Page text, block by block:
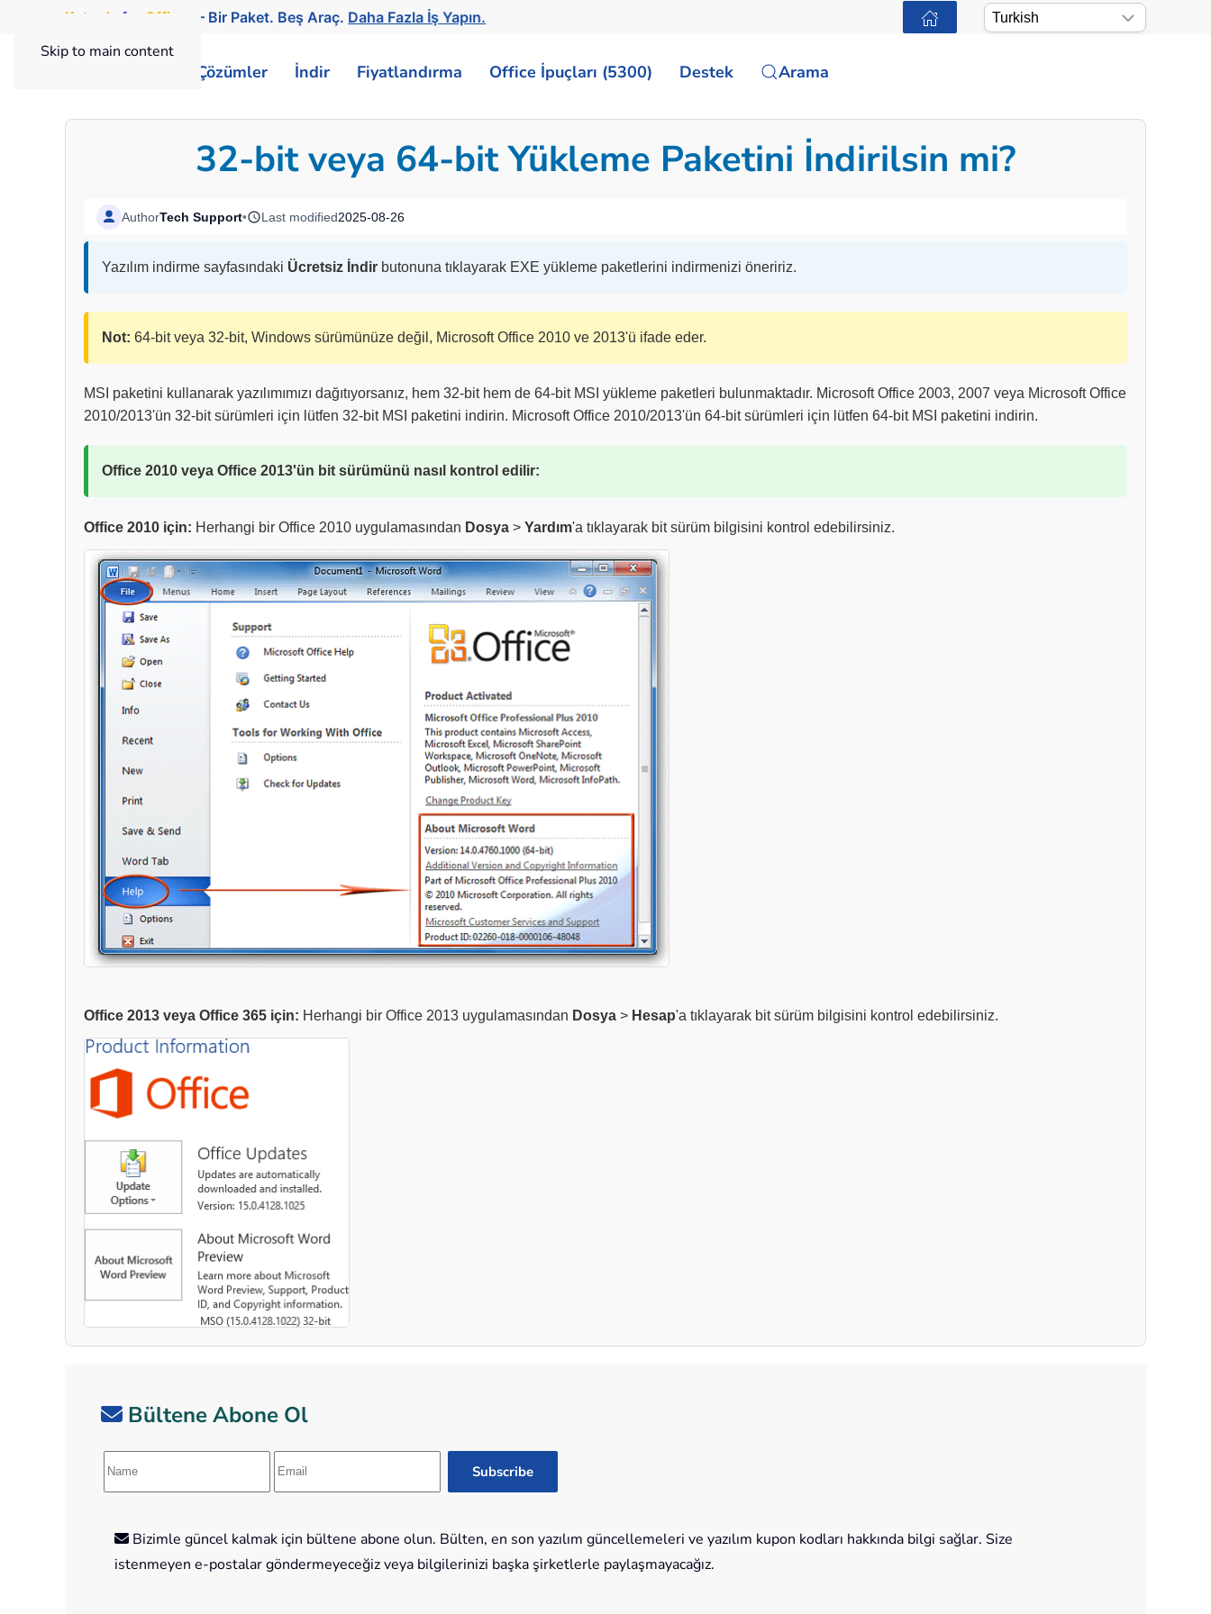
Skip to main content
Kutools for Office — Bir Paket. Beş Araç. Daha Fazla İş Yapın.
Çözümler İndir Fiyatlandırma Office İpuçları (5300) Destek Arama
32-bit veya 64-bit Yükleme Paketini İndirilsin mi?
AuthorTech Support• Last modified2025-08-26
Yazılım indirme sayfasındaki Ücretsiz İndir butonuna tıklayarak EXE yükleme paketlerini indirmenizi öneririz.
Not: 64-bit veya 32-bit, Windows sürümünüze değil, Microsoft Office 2010 ve 2013'ü ifade eder.
MSI paketini kullanarak yazılımımızı dağıtıyorsanız, hem 32-bit hem de 64-bit MSI yükleme paketleri bulunmaktadır. Microsoft Office 2003, 2007 veya Microsoft Office
2010/2013'ün 32-bit sürümleri için lütfen 32-bit MSI paketini indirin. Microsoft Office 2010/2013'ün 64-bit sürümleri için lütfen 64-bit MSI paketini indirin.
Office 2010 veya Office 2013'ün bit sürümünü nasıl kontrol edilir:
Office 2010 için: Herhangi bir Office 2010 uygulamasından Dosya > Yardım'a tıklayarak bit sürüm bilgisini kontrol edebilirsiniz.
Office 2013 veya Office 365 için: Herhangi bir Office 2013 uygulamasından Dosya > Hesap'a tıklayarak bit sürüm bilgisini kontrol edebilirsiniz.
Bültene Abone Ol
Bizimle güncel kalmak için bültene abone olun. Bülten, en son yazılım güncellemeleri ve yazılım kupon kodları hakkında bilgi sağlar. Size
istenmeyen e-postalar göndermeyeceğiz veya bilgilerinizi başka şirketlerle paylaşmayacağız.